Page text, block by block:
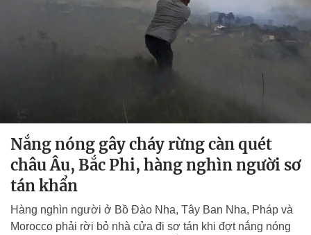
Nắng nóng gây cháy rừng càn quét
châu Âu, Bắc Phi, hàng nghìn người sơ
tán khẩn
Hàng nghìn người ở Bồ Đào Nha, Tây Ban Nha, Pháp và
Morocco phải rời bỏ nhà cửa đi sơ tán khi đợt nắng nóng